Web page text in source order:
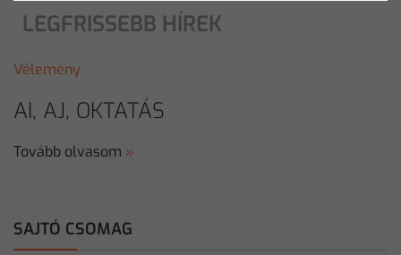
SAJTÓ CSOMAG
LEGFRISSEBB HÍREK
Vélemény
AI, AJ, OKTATÁS
Tovább olvasom »